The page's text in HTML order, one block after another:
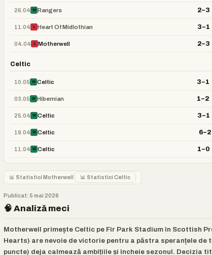
26.04 W Rangers 2–3
11.04 L Heart Of Midlothian 3–1
04.04 L Motherwell 2–3
Celtic
10.05 W Celtic 3–1
03.05 W Hibernian 1–2
25.04 W Celtic 3–1
19.04 W Celtic 6–2
11.04 W Celtic 1–0
📊 Statistici Motherwell 📊 Statistici Celtic
Publicat: 5 mai 2026
🧠 Analiză meci
Motherwell primește Celtic pe Fir Park Stadium în Scottish
Hearts) are nevoie de victorie pentru a păstra speranțele
puncte) deja calmează ambițiile și încheie sezonul. Decizia